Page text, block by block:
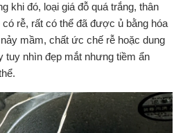
khi đó, loại giá đỗ quá trắng, thân
rễ, rất có thể đã được ủ bằng hóa
mầm, chất ức chế rễ hoặc dung
tuy nhìn đẹp mắt nhưng tiềm ẩn